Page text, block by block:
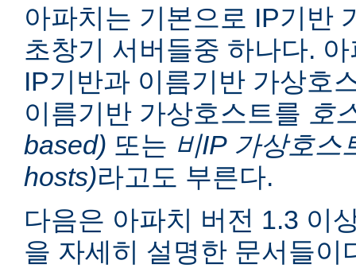
아파치는 기본으로 IP기반
초창기 서버들중 하나다.
IP기반과 이름기반 가상호
이름기반 가상호스트를 호
based) 또는 비IP 가상호스
hosts)라고도 부른다.
다음은 아파치 버전 1.3 이
을 자세히 설명한 문서들이